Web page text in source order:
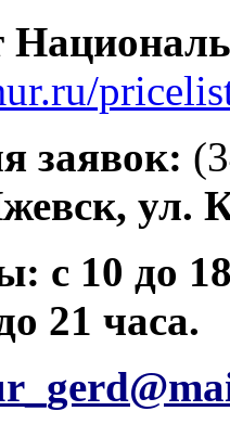
заявок:
ул.
с 10 до
21 часа.
gerd@